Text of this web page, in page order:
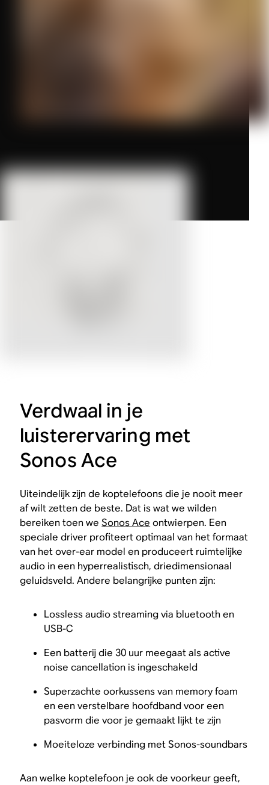
Verdwaal in je
luisterervaring met
Sonos Ace
Uiteindelijk zijn de koptelefoons die je nooit meer
af wilt zetten de beste. Dat is wat we wilden
bereiken toen weSonos Ace ontwierpen. Een
speciale driver profiteert optimaal van het formaat
van het over-ear model en produceert ruimtelijke
audio in een hyperrealistisch, driedimensionaal
geluidsveld. Andere belangrijke punten zijn:
Lossless audio streaming via bluetooth en
USB-C
Een batterij die 30 uur meegaat als active
noise cancellation is ingeschakeld
Superzachte oorkussens van memory foam
en een verstelbare hoofdband voor een
pasvorm die voor je gemaakt lijkt te zijn
Moeiteloze verbinding met Sonos-soundbars
Aan welke koptelefoon je ook de voorkeur geeft,